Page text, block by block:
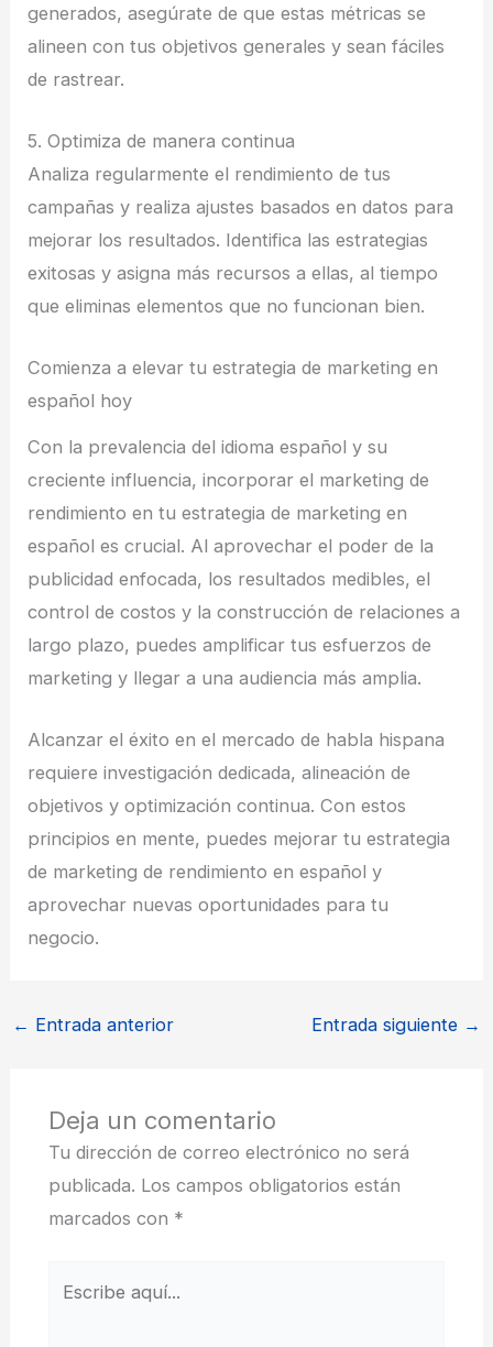
generados, asegúrate de que estas métricas se
alineen con tus objetivos generales y sean fáciles
de rastrear.
5. Optimiza de manera continua
Analiza regularmente el rendimiento de tus
campañas y realiza ajustes basados en datos para
mejorar los resultados. Identifica las estrategias
exitosas y asigna más recursos a ellas, al tiempo
que eliminas elementos que no funcionan bien.
Comienza a elevar tu estrategia de marketing en
español hoy
Con la prevalencia del idioma español y su
creciente influencia, incorporar el marketing de
rendimiento en tu estrategia de marketing en
español es crucial. Al aprovechar el poder de la
publicidad enfocada, los resultados medibles, el
control de costos y la construcción de relaciones a
largo plazo, puedes amplificar tus esfuerzos de
marketing y llegar a una audiencia más amplia.
Alcanzar el éxito en el mercado de habla hispana
requiere investigación dedicada, alineación de
objetivos y optimización continua. Con estos
principios en mente, puedes mejorar tu estrategia
de marketing de rendimiento en español y
aprovechar nuevas oportunidades para tu
negocio.
← Entrada anterior Entrada siguiente →
Deja un comentario
Tu dirección de correo electrónico no será
publicada. Los campos obligatorios están
marcados con *